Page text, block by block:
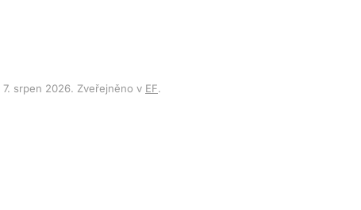
7. srpen 2026. Zveřejněno v EF.